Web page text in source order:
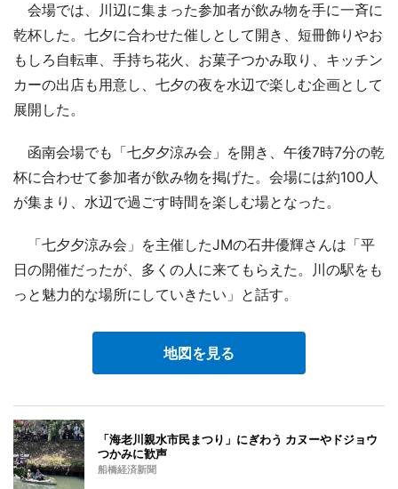
会場では、川辺に集まった参加者が飲み物を手に一斉に
乾杯した。七夕に合わせた催しとして開き、短冊飾りやお
もしろ自転車、手持ち花火、お菓子つかみ取り、キッチン
カーの出店も用意し、七夕の夜を水辺で楽しむ企画として
展開した。
函南会場でも「七夕夕涼み会」を開き、午後7時7分の乾
杯に合わせて参加者が飲み物を掲げた。会場には約100人
が集まり、水辺で過ごす時間を楽しむ場となった。
「七夕夕涼み会」を主催したJMの石井優輝さんは「平
日の開催だったが、多くの人に来てもらえた。川の駅をも
っと魅力的な場所にしていきたい」と話す。
地図を見る
「海老川親水市民まつり」にぎわう カヌーやドジョウ
つかみに歓声
船橋経済新聞